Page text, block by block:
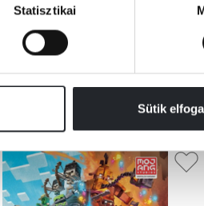
Statisztikai
Sütik